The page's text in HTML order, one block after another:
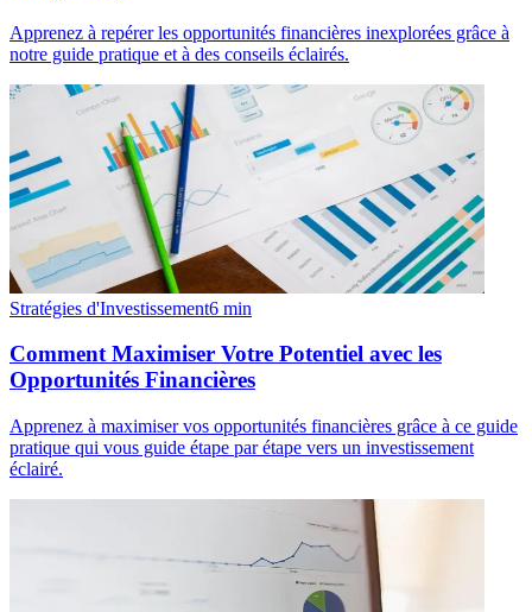
Apprenez à repérer les opportunités financières inexplorées grâce à
notre guide pratique et à des conseils éclairés.
Stratégies d'Investissement6 min
Comment Maximiser Votre Potentiel avec les
Opportunités Financières
Apprenez à maximiser vos opportunités financières grâce à ce guide
pratique qui vous guide étape par étape vers un investissement
éclairé.